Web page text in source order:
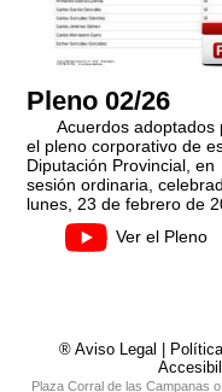
Pleno 02/26
Acuerdos adoptados
el pleno corporativo de
Diputación Provincial, en
sesión ordinaria,
lunes, 23 de febrero de
Ver el Pleno
® Aviso Legal
Plaza Corral de las Campanas